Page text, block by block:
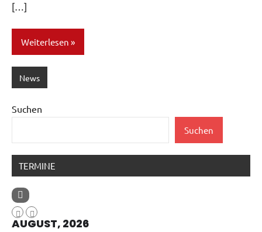
[…]
Weiterlesen
News
Suchen
Suchen
TERMINE
AUGUST, 2026